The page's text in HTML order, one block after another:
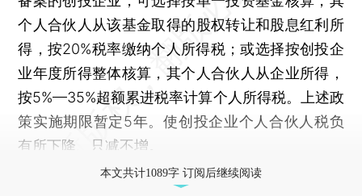
个人合伙人从该基金取得的股权转让和股息红利所
得，按20%税率缴纳个人所得税；或选择按创投企
业年度所得整体核算，其个人合伙人从企业所得，
按5%—35%超额累进税率计算个人所得税。上述政
策实施期限暂定5年。使创投企业个人合伙人税负
有所下降、只减不增。
本文共计1089字 订阅后继续阅读